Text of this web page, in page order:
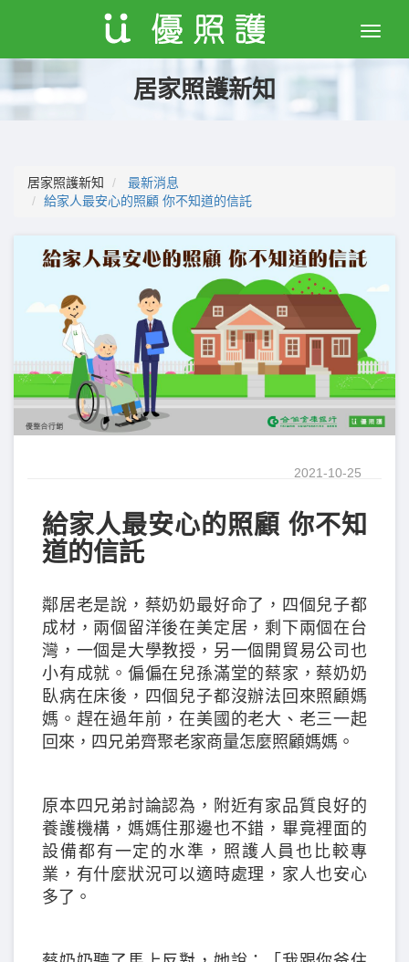
Toggle
居家照護新知
居家照護新知
最新消息
給家人最安心的照顧 你不知道的信託
2021-10-25
給家人最安心的照顧 你不知
道的信託
鄰居老是說，蔡奶奶最好命了，四個兒子都
成材，兩個留洋後在美定居，剩下兩個在台
灣，一個是大學教授，另一個開貿易公司也
小有成就。偏偏在兒孫滿堂的蔡家，蔡奶奶
臥病在床後，四個兒子都沒辦法回來照顧媽
媽。趕在過年前，在美國的老大、老三一起
回來，四兄弟齊聚老家商量怎麼照顧媽媽。
原本四兄弟討論認為，附近有家品質良好的
養護機構，媽媽住那邊也不錯，畢竟裡面的
設備都有一定的水準，照護人員也比較專
業，有什麼狀況可以適時處理，家人也安心
多了。